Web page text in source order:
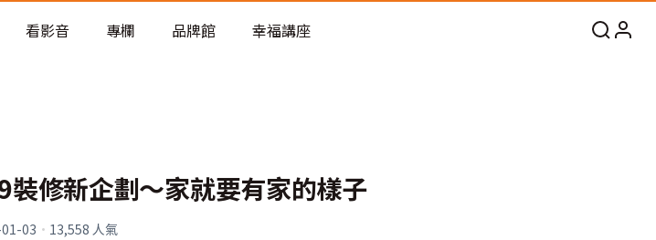
配與高 CP 值煥新術
看影音 專欄 品牌館 幸福講座
裝修新企劃～家就要有家的樣子
03 · 13,558 人氣